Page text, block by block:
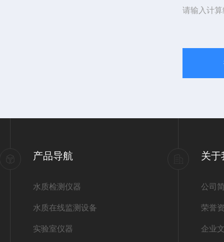
请输入计
产品导航
水质检测仪器
水质在线监测设备
实验室仪器
关于
公司
荣誉
企业